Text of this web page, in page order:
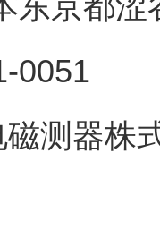
器株式